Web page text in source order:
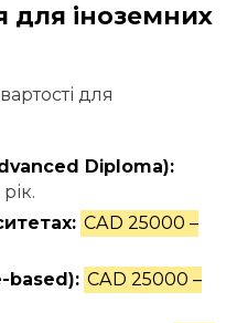
для іноземних
для
Diploma):
CAD 25000 –
based): CAD 25000 –